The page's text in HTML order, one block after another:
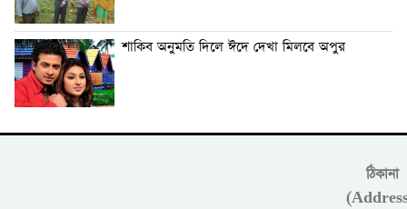
শাকিব অনুমতি দিলে ঈদে দেখা মিলবে অপুর
ঠিকানা